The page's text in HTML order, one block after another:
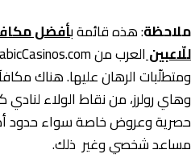
ملاحظة: هذه قائمة بأفضل
للّاعبين
ومتطلّبات الرهان عليها. هناك
وهاي رولرز، من نقاط الولاء
حصرية وعروض خاصة سواء حدود
مساعد شخصي وغير ذلك.